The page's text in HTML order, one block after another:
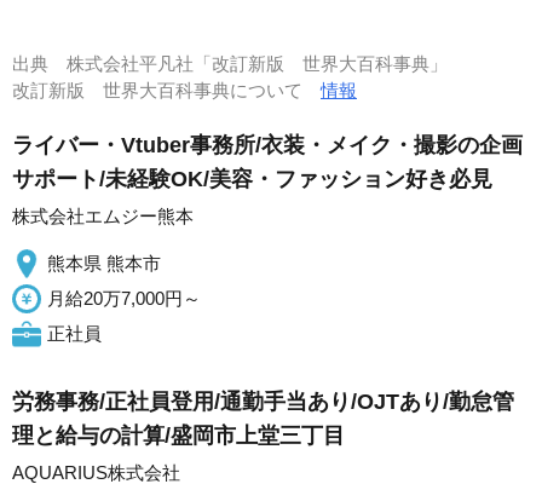
出典 株式会社平凡社「改訂新版 世界大百科事典」
改訂新版 世界大百科事典について情報
ライバー・Vtuber事務所/衣装・メイク・撮影の企画
サポート/未経験OK/美容・ファッション好き必見
株式会社エムジー熊本
熊本県 熊本市
月給20万7,000円～
正社員
労務事務/正社員登用/通勤手当あり/OJTあり/勤怠管
理と給与の計算/盛岡市上堂三丁目
AQUARIUS株式会社